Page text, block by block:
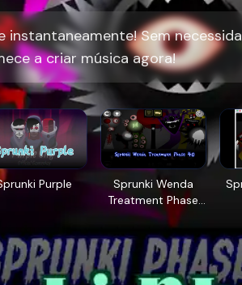
instantaneamente! Sem
a criar música agora!
Purple
Sprunki Wenda
Treatment Phase
40